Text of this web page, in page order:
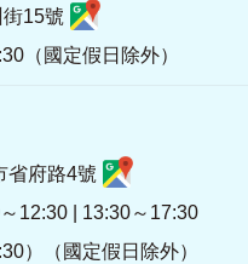
15號
（國定假日除外）
省府路4號
12:30 | 13:30～17:30
）（國定假日除外）